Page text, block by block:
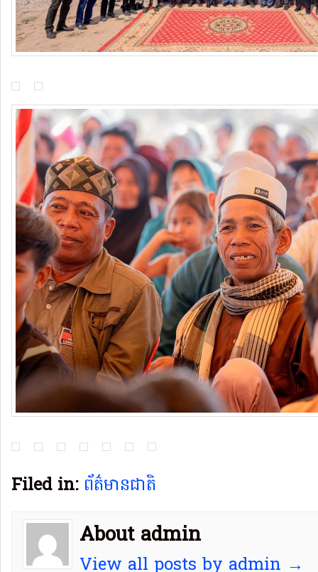
Filed in: ព័ត៌មានជាតិ
About admin
View all posts by admin →